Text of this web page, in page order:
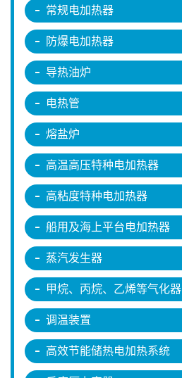
常规电加热器
防爆电加热器
导热油炉
电热管
熔盐炉
高温高压特种电加热器
高粘度特种电加热器
船用及海上平台电加热器
蒸汽发生器
甲烷、丙烷、乙烯等气化器
调温装置
高效节能储热电加热系统